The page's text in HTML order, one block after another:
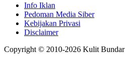
Info Iklan
Pedoman Media Siber
Kebijakan Privasi
Disclaimer
Copyright © 2010-2026 Kulit Bundar